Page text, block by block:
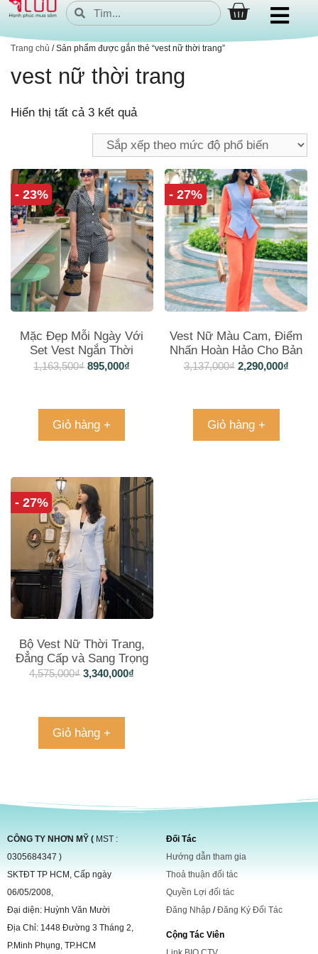
Trang chủ / Sản phẩm được gắn thẻ “vest nữ thời trang”
vest nữ thời trang
Hiển thị tất cả 3 kết quả
- 23%
Mặc Đẹp Mỗi Ngày Với
Set Vest Ngắn Thời
Thượng
1,163,500₫ 895,000₫
Giỏ hàng +
- 27%
Vest Nữ Màu Cam, Điểm
Nhấn Hoàn Hảo Cho Bản
Thân
3,137,000₫ 2,290,000₫
Giỏ hàng +
- 27%
Bộ Vest Nữ Thời Trang,
Đẳng Cấp và Sang Trọng
Cho Các Quý Cô
4,575,000₫ 3,340,000₫
Giỏ hàng +
CÔNG TY NHƠN MỸ ( MST :
0305684347 )
SKTĐT TP HCM, Cấp ngày
06/05/2008,
Đại diện: Huỳnh Văn Mười
Địa Chỉ: 1448 Đường 3 Tháng 2,
P.Minh Phụng, TP.HCM
Đối Tác
Hướng dẫn tham gia
Thoả thuận đối tác
Quyền Lợi đối tác
Đăng Nhập /Đăng Ký Đối Tác
Cộng Tác Viên